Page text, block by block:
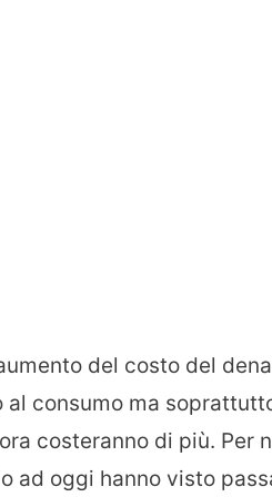
del costo del
al consumo ma
costeranno di più. Per
ad oggi hanno visto